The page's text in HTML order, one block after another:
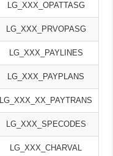
LG_XXX_OPATTASG
LG_XXX_PRVOPASG
LG_XXX_PAYLINES
LG_XXX_PAYPLANS
LG_XXX_XX_PAYTRANS
LG_XXX_SPECODES
LG_XXX_CHARVAL